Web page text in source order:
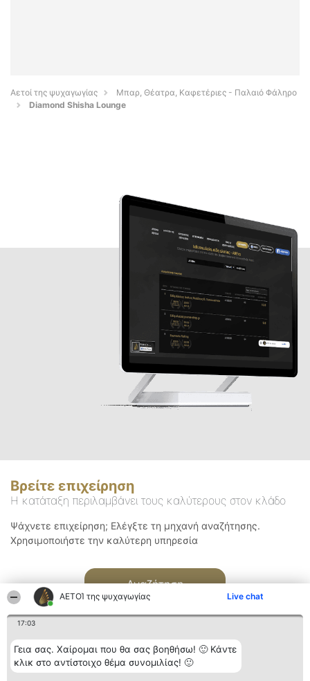
ΑΕΤΟΊ της ψυχαγωγίας Live chat
17:03
Γεια σας. Χαίρομαι που θα σας βοηθήσω! 🙂 Κάντε
κλικ στο αντίστοιχο θέμα συνομιλίας! 🙂
Αετοί της ψυχαγωγίας
Μπαρ, Θέατρα, Καφετέριες - Παλαιό Φάληρο
Diamond Shisha Lounge
Βρείτε επιχείρηση
Η κατάταξη περιλαμβάνει τους καλύτερους στον κλάδο
Ψάχνετε επιχείρηση; Ελέγξτε τη μηχανή αναζήτησης.
Χρησιμοποιήστε την καλύτερη υπηρεσία
Αναζήτηση